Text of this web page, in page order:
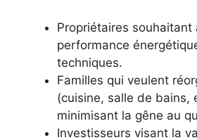
Propriétaires souhaitant
performance
techniques.
Familles qui veulent
(cuisine, salle de bains,
minimisant la gêne au
Investisseurs visant la